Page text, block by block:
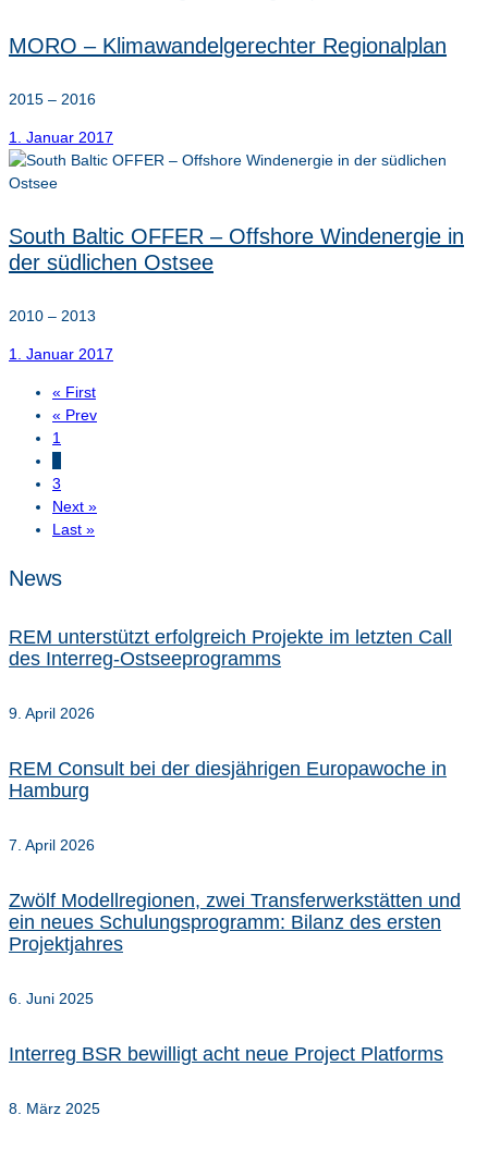
MORO – Klimawandelgerechter Regionalplan
2015 – 2016
1. Januar 2017
South Baltic OFFER – Offshore Windenergie in
der südlichen Ostsee
2010 – 2013
1. Januar 2017
« First
« Prev
1
3
Next »
Last »
News
REM unterstützt erfolgreich Projekte im letzten Call
des Interreg-Ostseeprogramms
9. April 2026
REM Consult bei der diesjährigen Europawoche in
Hamburg
7. April 2026
Zwölf Modellregionen, zwei Transferwerkstätten und
ein neues Schulungsprogramm: Bilanz des ersten
Projektjahres
6. Juni 2025
Interreg BSR bewilligt acht neue Project Platforms
8. März 2025